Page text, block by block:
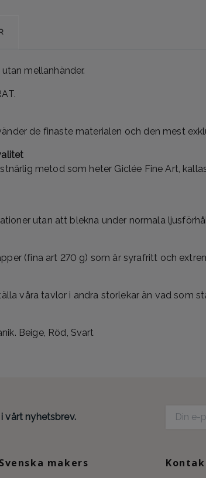
mellanhänder.
de finaste materialen och den mest
metod som heter Giclée Fine Art,
utan att blekna under normala
(fina art 270 g) som är syrafritt och
våra tavlor i andra storlekar än vad som
Beige, Röd, Svart
vårt nyhetsbrev.
Svenska makers